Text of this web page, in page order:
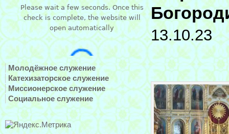
Молодёжное служение
Катехизаторское служение
Миссионерское служение
Социальное служение
13.10.23